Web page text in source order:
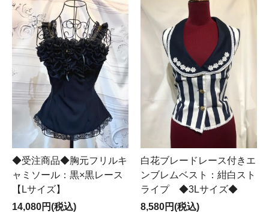
◆受注商品◆胸元フリルキ
ャミソール：黒×黒レース
【Lサイズ】
14,080円(税込)
白花ブレードレース付きエ
ンブレムベスト：紺白スト
ライプ ◆3Lサイズ◆
8,580円(税込)